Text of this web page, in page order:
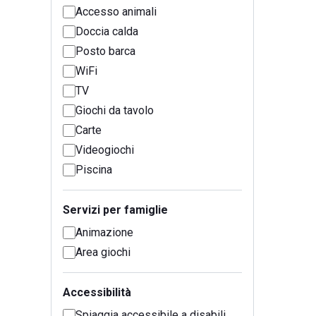
Accesso animali
Doccia calda
Posto barca
WiFi
TV
Giochi da tavolo
Carte
Videogiochi
Piscina
Servizi per famiglie
Animazione
Area giochi
Accessibilità